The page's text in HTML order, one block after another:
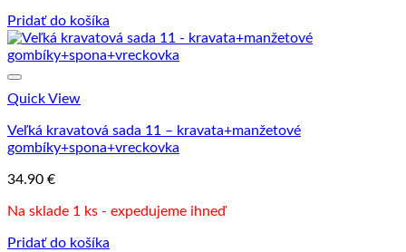
Pridať do košíka
Quick View
Veľká kravatová sada 11 – kravata+manžetové
gombíky+spona+vreckovka
34.90 €
Na sklade 1 ks - expedujeme ihneď
Pridať do košíka